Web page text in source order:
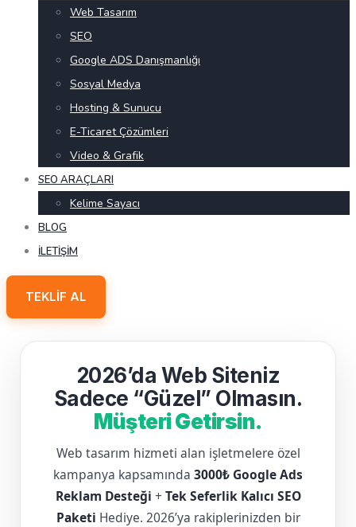
Web Tasarım
SEO
Google ADS Danışmanlığı
Sosyal Medya
Hosting & Sunucu
E-Ticaret Çözümleri
Video & Grafik
SEO ARAÇLARI
Kelime Sayacı
BLOG
İLETIŞIM
TEKLIF AL
2026’da Web Siteniz
Sadece “Güzel” Olmasın.
Müşteri Getirsin.
Web tasarım hizmeti alan işletmelere özel
kampanya kapsamında 3000₺ Google Ads
Reklam Desteği + Tek Seferlik Kalıcı SEO
Paketi Hediye. 2026’ya rakiplerinizden bir